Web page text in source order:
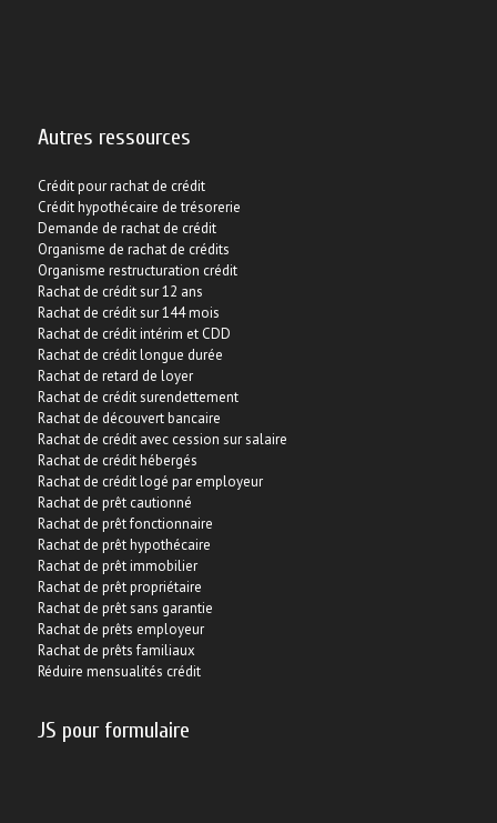
Autres ressources
Crédit pour rachat de crédit
Crédit hypothécaire de trésorerie
Demande de rachat de crédit
Organisme de rachat de crédits
Organisme restructuration crédit
Rachat de crédit sur 12 ans
Rachat de crédit sur 144 mois
Rachat de crédit intérim et CDD
Rachat de crédit longue durée
Rachat de retard de loyer
Rachat de crédit surendettement
Rachat de découvert bancaire
Rachat de crédit avec cession sur salaire
Rachat de crédit hébergés
Rachat de crédit logé par employeur
Rachat de prêt cautionné
Rachat de prêt fonctionnaire
Rachat de prêt hypothécaire
Rachat de prêt immobilier
Rachat de prêt propriétaire
Rachat de prêt sans garantie
Rachat de prêts employeur
Rachat de prêts familiaux
Réduire mensualités crédit
JS pour formulaire